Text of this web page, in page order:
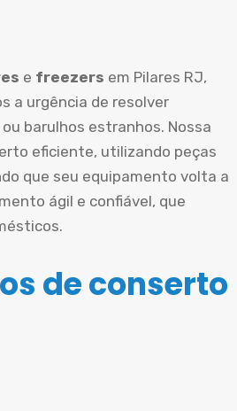
e freezers em Pilares RJ,
a urgência de resolver
barulhos estranhos. Nossa
eficiente, utilizando peças
que seu equipamento volta a
ágil e confiável, que
de conserto